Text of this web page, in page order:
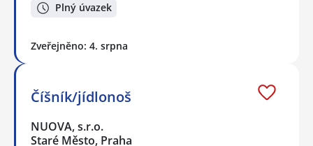
Plný úvazek
Zveřejněno: 4. srpna
Číšník/jídlonoš
NUOVA, s.r.o.
Staré Město, Praha